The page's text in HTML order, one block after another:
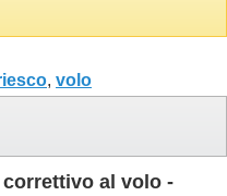
, volo
al volo -